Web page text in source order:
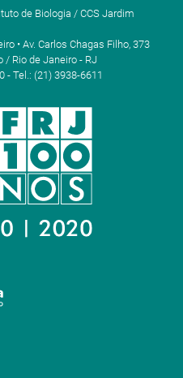
de Biologia / CCS Jardim
• Av. Carlos Chagas Filho, 373
/ Rio de Janeiro - RJ
- Tel.: (21) 3938-6611